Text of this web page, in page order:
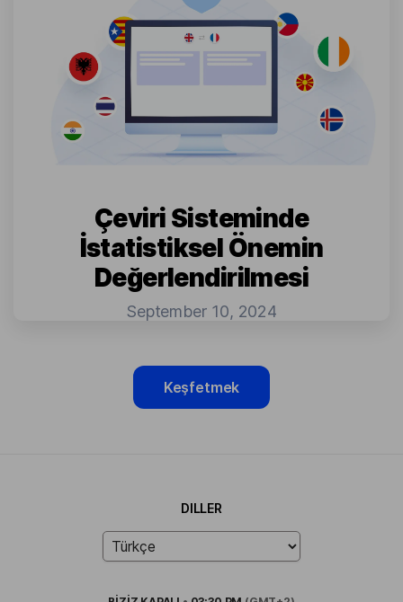
Çeviri Sisteminde
İstatistiksel Önemin
Değerlendirilmesi
September 10, 2024
Keşfetmek
DILLER